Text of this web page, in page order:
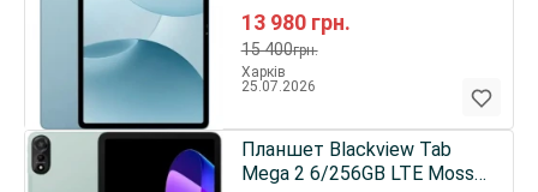
13 980 грн.
15 400грн.
Харків
25.07.2026
Планшет Blackview Tab
Mega 2 6/256GB LTE Moss